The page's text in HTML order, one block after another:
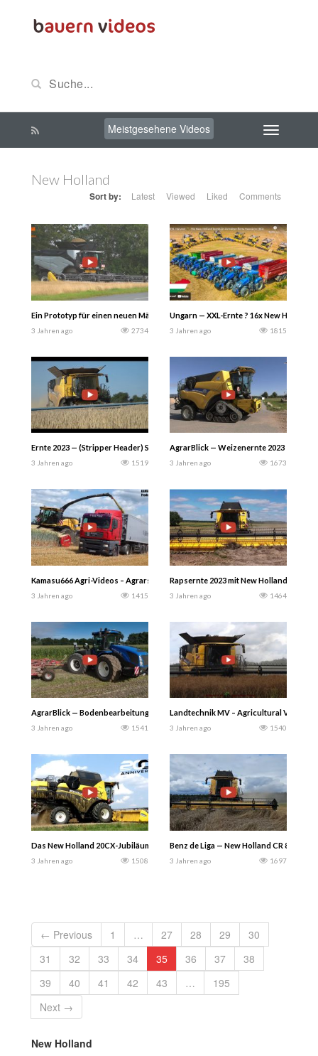
Meistgesehene Videos
New Holland
Sort by: Latest Viewed Liked Comments
Ein Prototyp für einen neuen Mähdrescher erntet 2023 in Dänemark – Ist es
3 Jahren ago 2734
Ungarn — XXL-Ernte ? 16x New
3 Jahren ago 1815
Ernte 2023 — (Stripper Header) Shelbourne XCV 36 und New Holland CR
3 Jahren ago 1519
AgrarBlick — Weizenernte 2023 — Im
3 Jahren ago 1673
Kamasu666 Agri-Videos – Agrarservice Von Meer GPS 2023 mit New
3 Jahren ago 1415
Rapsernte 2023 mit New Holland CR
3 Jahren ago 1464
AgrarBlick — Bodenbearbeitung nach Getreideernte 2023 grubbern mit einem
3 Jahren ago 1541
Landtechnik MV – Agricultural Videos
3 Jahren ago 1540
Das New Holland 20CX-Jubiläum bei der Arbeit in Italien – Gabry982
3 Jahren ago 1508
Benz de Liga — New Holland CR 8.90
3 Jahren ago 1697
← Previous 1 … 27 28 29
30
31
32 33 34 35 36 37
38
39
40 41 42 43 …
195
Next →
New Holland